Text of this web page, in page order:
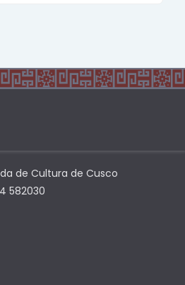
de Cultura de Cusco
582030